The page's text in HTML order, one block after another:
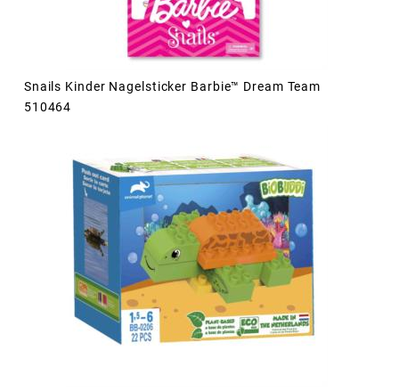
Snails Kinder Nagelsticker Barbie™ Dream Team
510464